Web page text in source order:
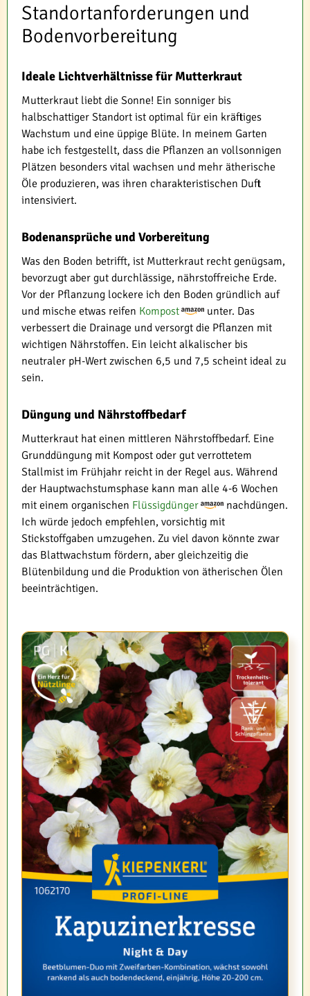
Standortanforderungen und
Bodenvorbereitung
Ideale Lichtverhältnisse für Mutterkraut
Mutterkraut liebt die Sonne! Ein sonniger bis
halbschattiger Standort ist optimal für ein kräftiges
Wachstum und eine üppige Blüte. In meinem Garten
habe ich festgestellt, dass die Pflanzen an vollsonnigen
Plätzen besonders vital wachsen und mehr ätherische
Öle produzieren, was ihren charakteristischen Duft
intensiviert.
Bodenansprüche und Vorbereitung
Was den Boden betrifft, ist Mutterkraut recht genügsam,
bevorzugt aber gut durchlässige, nährstoffreiche Erde.
Vor der Pflanzung lockere ich den Boden gründlich auf
und mische etwas reifen Kompost
unter. Das
verbessert die Drainage und versorgt die Pflanzen mit
wichtigen Nährstoffen. Ein leicht alkalischer bis
neutraler pH-Wert zwischen 6,5 und 7,5 scheint ideal zu
sein.
Düngung und Nährstoffbedarf
Mutterkraut hat einen mittleren Nährstoffbedarf. Eine
Grunddüngung mit Kompost oder gut verrottetem
Stallmist im Frühjahr reicht in der Regel aus. Während
der Hauptwachstumsphase kann man alle 4-6 Wochen
mit einem organischen Flüssigdünger
nachdüngen.
Ich würde jedoch empfehlen, vorsichtig mit
Stickstoffgaben umzugehen. Zu viel davon könnte zwar
das Blattwachstum fördern, aber gleichzeitig die
Blütenbildung und die Produktion von ätherischen Ölen
beeinträchtigen.